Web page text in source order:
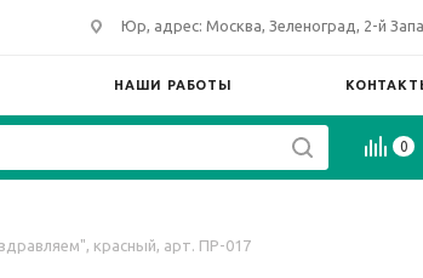
Юр, адрес: Москва, Зеленоград, 2-й
НАШИ РАБОТЫ
0
красный, арт. ПР-017